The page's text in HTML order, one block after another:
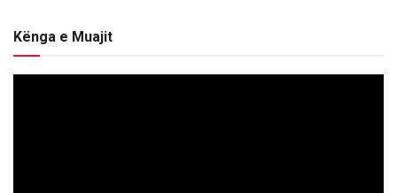
Kënga e Muajit